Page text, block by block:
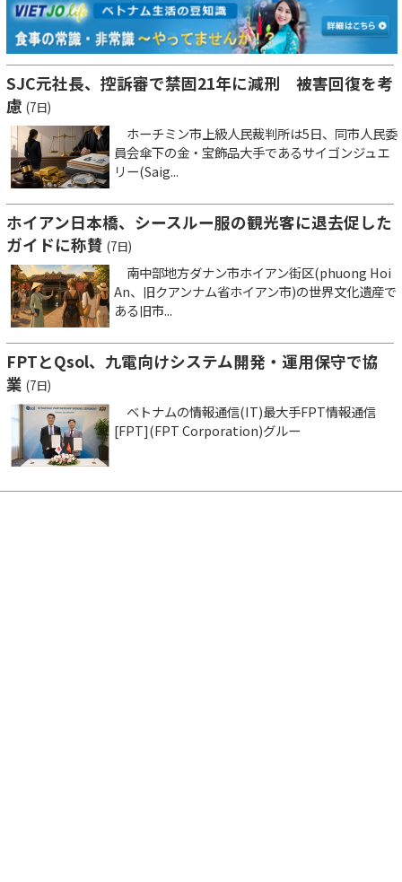
SJC元社長、控訴審で禁固21年に減刑 被害回復を考
慮 (7日)
ホーチミン市上級人民裁判所は5日、同市人民委
員会傘下の金・宝飾品大手であるサイゴンジュエ
リー(Saig...
ホイアン日本橋、シースルー服の観光客に退去促した
ガイドに称賛 (7日)
南中部地方ダナン市ホイアン街区(phuong Hoi
An、旧クアンナム省ホイアン市)の世界文化遺産で
ある旧市...
FPTとQsol、九電向けシステム開発・運用保守で協
業 (7日)
ベトナムの情報通信(IT)最大手FPT情報通信
[FPT](FPT Corporation)グルー